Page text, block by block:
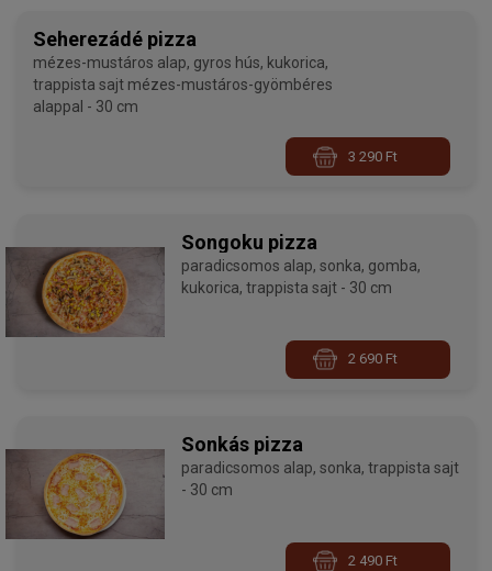
Seherezádé pizza
mézes-mustáros alap, gyros hús, kukorica,
trappista sajt mézes-mustáros-gyömbéres
alappal - 30 cm
3 290 Ft
Songoku pizza
paradicsomos alap, sonka, gomba,
kukorica, trappista sajt - 30 cm
2 690 Ft
Sonkás pizza
paradicsomos alap, sonka, trappista sajt
- 30 cm
2 490 Ft